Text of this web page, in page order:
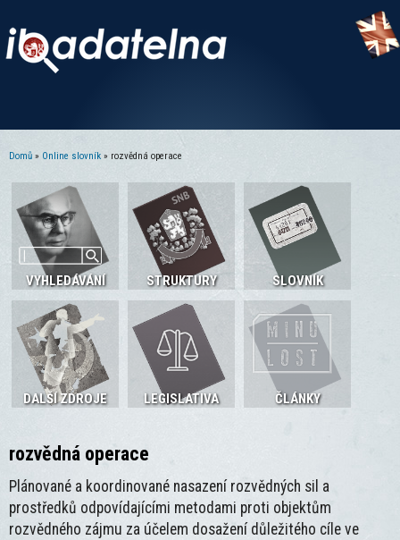
Domů » Online slovník » rozvědná operace
VYHLEDÁVÁNÍ STRUKTURY SLOVNÍK
DALŠÍ ZDROJE LEGISLATIVA ČLÁNKY
rozvědná operace
Plánované a koordinované nasazení rozvědných sil a
prostředků odpovídajícími metodami proti objektům
rozvědného zájmu za účelem dosažení důležitého cíle ve